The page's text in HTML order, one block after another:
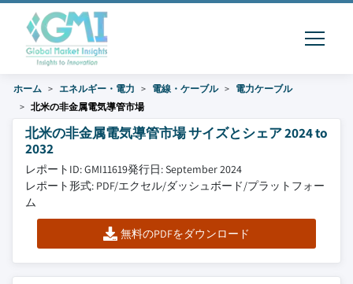
ホーム エネルギー・電力 電線・ケーブル
電力ケーブル
北米の非金属電気導管市場
北米の非金属電気導管市場 サイズとシェア 2024 to
2032
レポートID: GMI11619発行日: September 2024
レポート形式: PDF/エクセル/ダッシュボード/プラットフォー
ム
無料のPDFをダウンロード